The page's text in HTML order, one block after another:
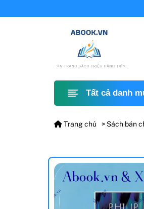
Tất cả danh
Trang chủ Sách bán